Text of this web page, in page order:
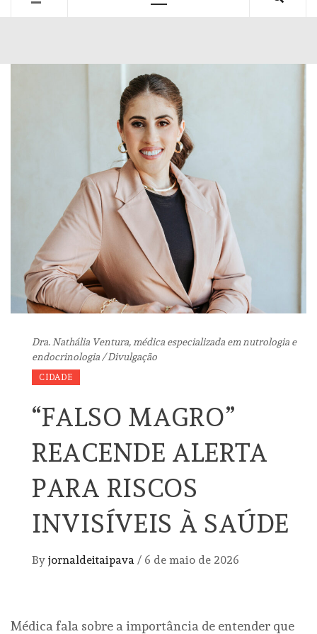
Dra. Nathália Ventura, médica especializada em nutrologia e
endocrinologia / Divulgação
CIDADE
“FALSO MAGRO”
REACENDE ALERTA
PARA RISCOS
INVISÍVEIS À SAÚDE
By jornaldeitaipava / 6 de maio de 2026
Médica fala sobre a importância de entender que